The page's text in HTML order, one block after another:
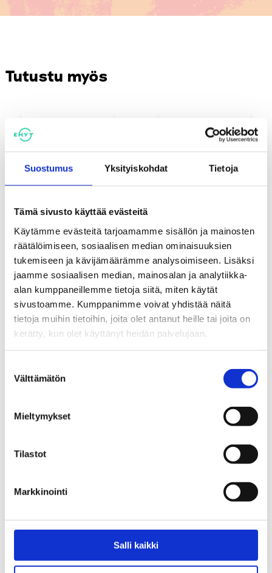
Suostumus Yksityiskohdat Tietoja
Tämä sivusto käyttää evästeitä
Käytämme evästeitä tarjoamamme sisällön ja mainosten
räätälöimiseen, sosiaalisen median ominaisuuksien
tukemiseen ja kävijämäärämme analysoimiseen. Lisäksi
jaamme sosiaalisen median, mainosalan ja analytiikka-
alan kumppaneillemme tietoja siitä, miten käytät
sivustoamme. Kumppanimme voivat yhdistää näitä
tietoja muihin tietoihin, joita olet antanut heille tai joita on
kerätty, kun olet käyttänyt heidän palvelujaan.
valinta
Välttämätön
Mieltymykset
Tilastot
Markkinointi
Salli kaikki
Tutustu myös
Nuuska ja nuoret -selvitys
Nikotiinituotteiden
käyttökieltokyltti oppilaitoksille
5,00
0,30